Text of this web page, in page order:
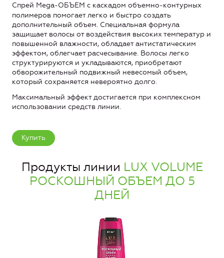
Спрей Mega-ОБЪЕМ с каскадом объемно-контурных
полимеров помогает легко и быстро создать
дополнительный объем. Специальная формула
защищает волосы от воздействия высоких температур и
повышенной влажности, обладает антистатическим
эффектом, облегчает расчесывание. Волосы легко
структурируются и укладываются, приобретают
обворожительный подвижный невесомый объем,
который сохраняется невероятно долго.
Максимальный эффект достигается при комплексном
использовании средств линии.
Купить
Продукты линии LUX VOLUME
РОСКОШНЫЙ ОБЪЕМ ДО 5
ДНЕЙ